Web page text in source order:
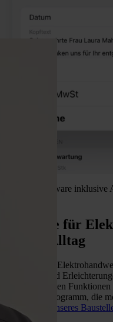
inklusive
für
im Alltag
für das
und
häufig genutzten
Rechnungsprogramm, die
Plantafel unseres